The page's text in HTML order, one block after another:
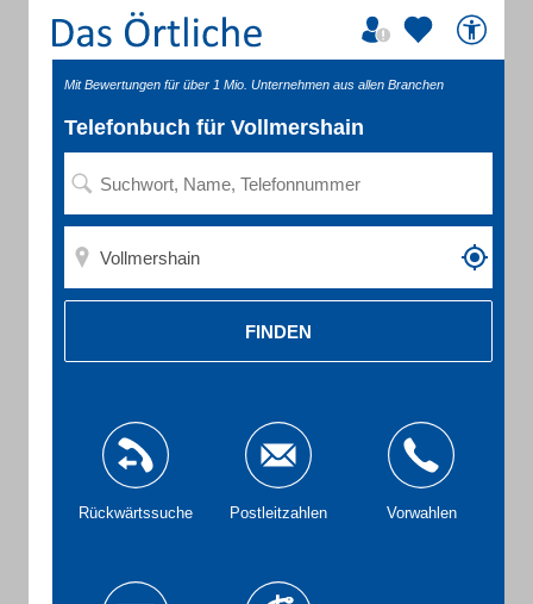
Mit Bewertungen für über 1 Mio. Unternehmen aus allen Branchen
Telefonbuch für Vollmershain
FINDEN
Rückwärtssuche Postleitzahlen Vorwahlen